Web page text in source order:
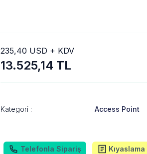
13.525,14 TL
235,40 USD + KDV
Kategori : Access Point
Telefonla Sipariş